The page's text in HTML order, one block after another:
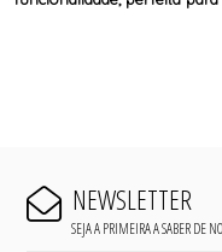
NEWSLETTER
SEJA A PRIMEIRA A SABER DE